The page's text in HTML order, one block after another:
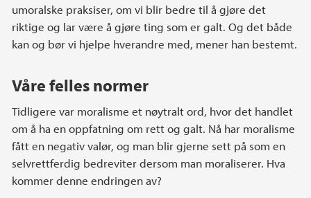
umoralske praksiser, om vi blir bedre til å gjøre det
riktige og lar være å gjøre ting som er galt. Og det både
kan og bør vi hjelpe hverandre med, mener han bestemt.
Våre felles normer
Tidligere var moralisme et nøytralt ord, hvor det handlet
om å ha en oppfatning om rett og galt. Nå har moralisme
fått en negativ valør, og man blir gjerne sett på som en
selvrettferdig bedreviter dersom man moraliserer. Hva
kommer denne endringen av?